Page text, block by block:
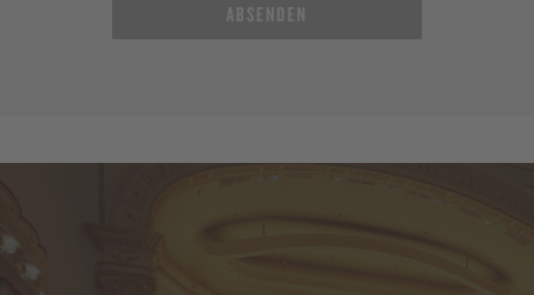
ABSENDEN